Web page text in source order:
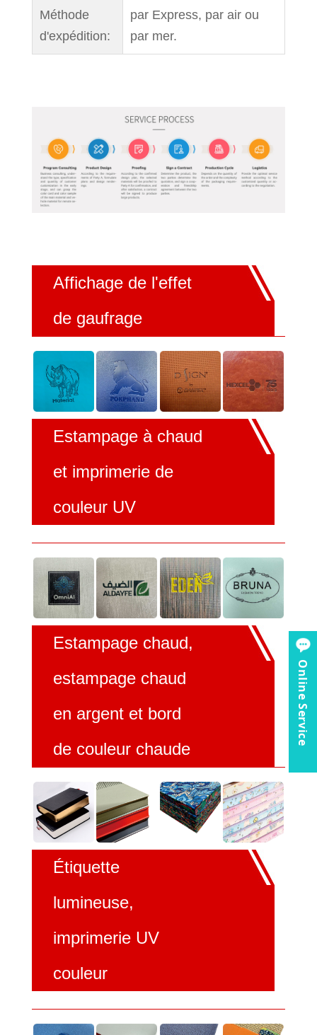
Méthode
d'expédition:
par Express, par air ou
par mer.
Affichage de l'effet
de gaufrage
Estampage à chaud
et imprimerie de
couleur UV
Estampage chaud,
estampage chaud
en argent et bord
de couleur chaude
Étiquette
lumineuse,
imprimerie UV
couleur
Online Service